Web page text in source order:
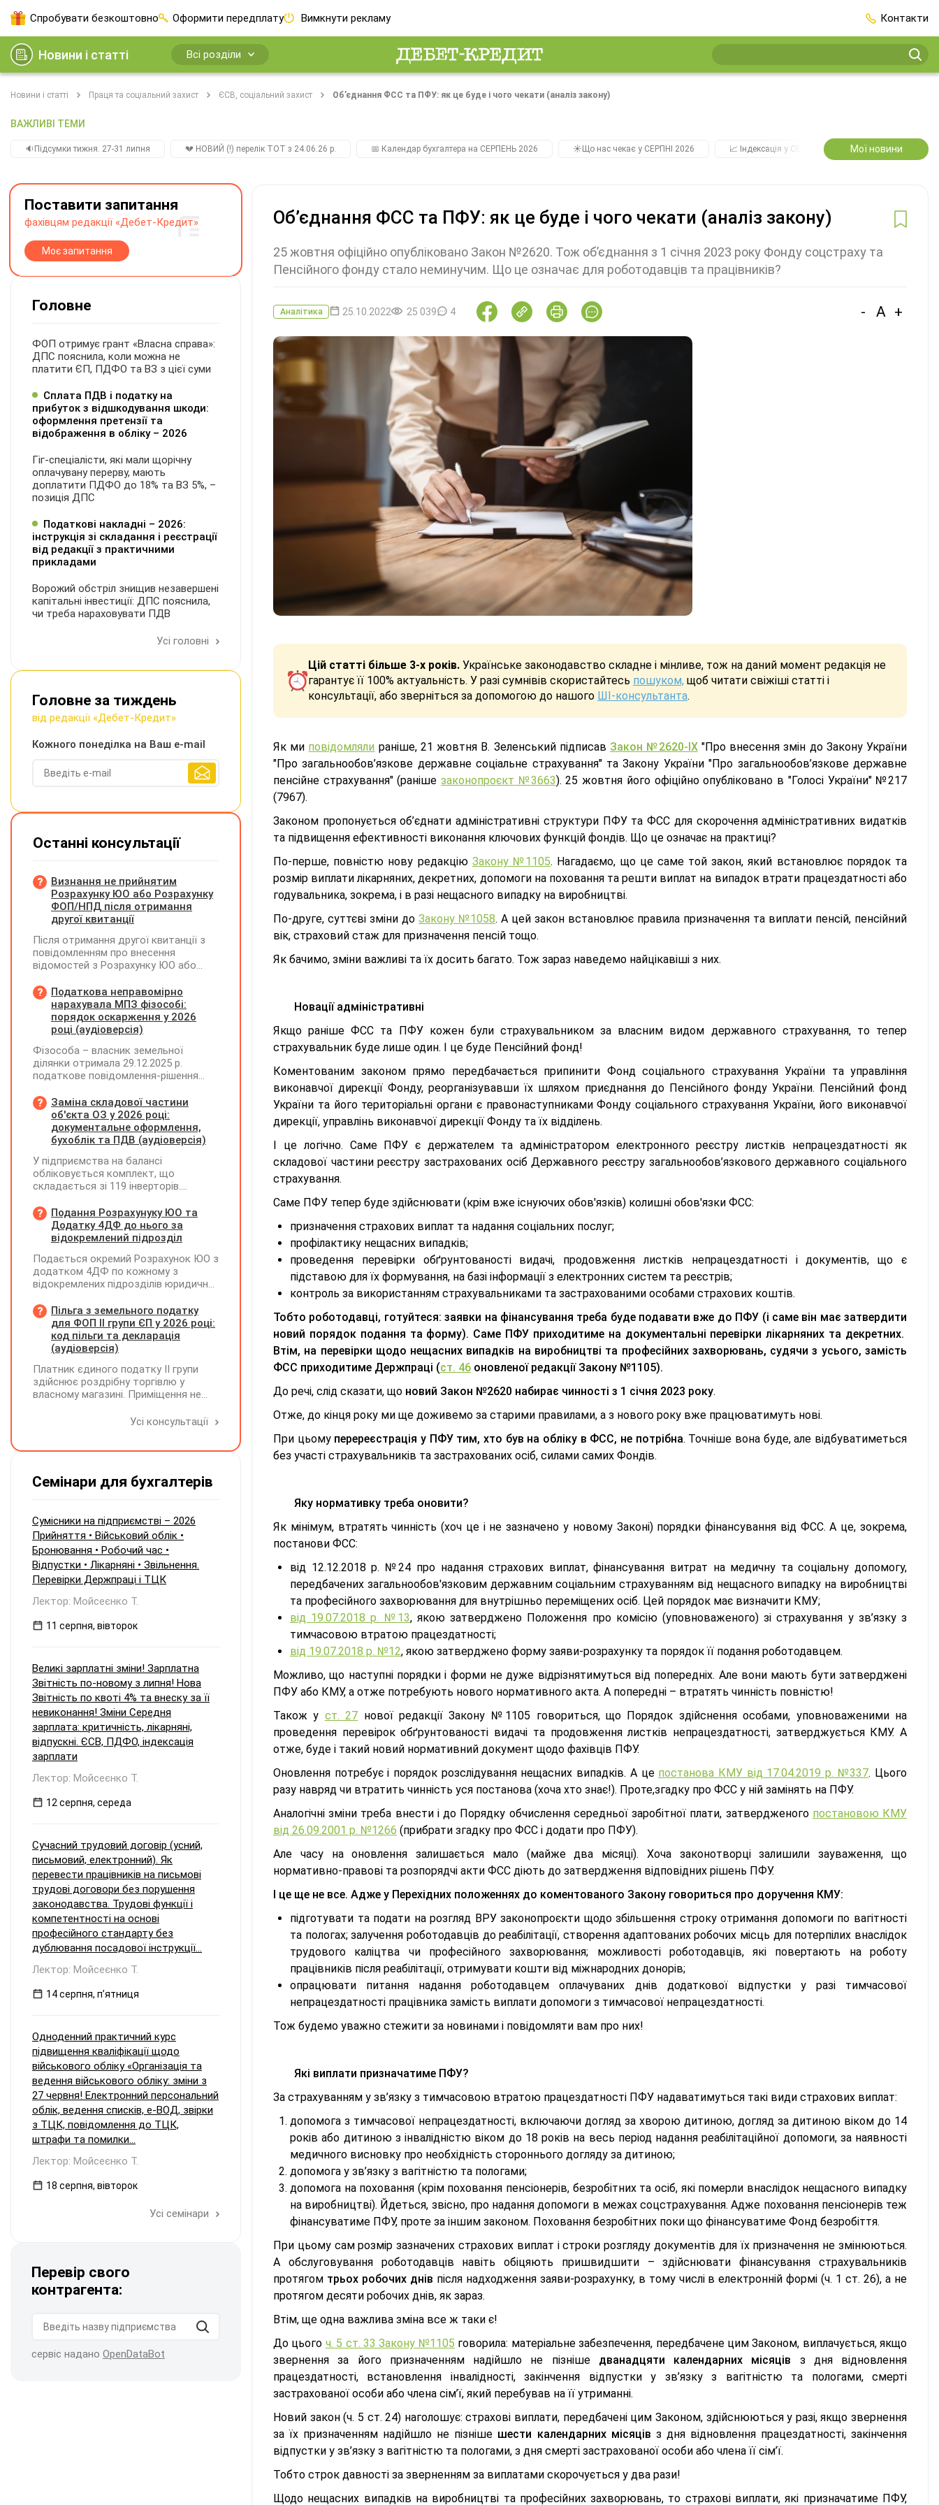
Спробувати безкоштовно Оформити передплату Вимкнути рекламу Контакти
Новини і статті Всі розділи
Новини і статті Праця та соціальний захист ЄСВ, соціальний захист Об’єднання ФСС та ПФУ: як це буде і чого чекати (аналіз закону)
ВАЖЛИВІ ТЕМИ
🔉Підсумки тижня. 27-31 липня 💔 НОВИЙ (!) перелік ТОТ з 24.06.26 р. 📅 Календар бухгалтера на СЕРПЕНЬ 2026 ☀️Що нас чекає у СЕРПНІ 2026 📈 Індексація у СЕРПНІ 2️⃣0️⃣2️⃣7️⃣ Усі
Мої новини
Об’єднання ФСС та ПФУ: як це буде і чого чекати (аналіз закону)
25 жовтня офіційно опубліковано Закон №2620. Тож об’єднання з 1 січня 2023 року Фонду соцстраху та
Пенсійного фонду стало неминучим. Що це означає для роботодавців та працівників?
Аналітика 25.10.2022 25 039 4 - A +
Цій статті більше 3-х років. Українське законодавство складне і мінливе, тож на даний момент редакція не
гарантує її 100% актуальність. У разі сумнівів скористайтесь пошуком, щоб читати свіжіші статті і
консультації, або зверніться за допомогою до нашого ШІ-консультанта.
Як ми повідомляли раніше, 21 жовтня В. Зеленський підписав Закон №2620-IX"Про внесення змін до Закону України
"Про загальнообов’язкове державне соціальне страхування" та Закону України "Про загальнообов’язкове державне
пенсійне страхування" (ранішезаконопроєкт №3663). 25 жовтня його офіційно опубліковано в "Голосі України" №217
(7967).
Законом пропонується об’єднати адміністративні структури ПФУ та ФСС для скорочення адміністративних видатків
та підвищення ефективності виконання ключових функцій фондів. Що це означає на практиці?
По-перше, повністю нову редакцію Закону №1105. Нагадаємо, що це саме той закон, який встановлює порядок та
розмір виплати лікарняних, декретних, допомоги на поховання та решти виплат на випадок втрати працездатності або
годувальника, зокрема, і в разі нещасного випадку на виробництві.
По-друге, суттєві зміни до Закону №1058. А цей закон встановлює правила призначення та виплати пенсій, пенсійний
вік, страховий стаж для призначення пенсій тощо.
Як бачимо, зміни важливі та їх досить багато. Тож зараз наведемо найцікавіші з них.
Новації адміністративні
Якщо раніше ФСС та ПФУ кожен були страхувальником за власним видом державного страхування, то тепер
страхувальник буде лише один. І це буде Пенсійний фонд!
Коментованим законом прямо передбачається припинити Фонд соціального страхування України та управління
виконавчої дирекції Фонду, реорганізувавши їх шляхом приєднання до Пенсійного фонду України. Пенсійний фонд
України та його територіальні органи є правонаступниками Фонду соціального страхування України, його виконавчої
дирекції, управлінь виконавчої дирекції Фонду та їх відділень.
І це логічно. Саме ПФУ є держателем та адміністратором електронного реєстру листків непрацездатності як
складової частини реєстру застрахованих осіб Державного реєстру загальнообов’язкового державного соціального
страхування.
Саме ПФУ тепер буде здійснювати (крім вже існуючих обов'язків) колишні обов'язки ФСС:
призначення страхових виплат та надання соціальних послуг;
профілактику нещасних випадків;
проведення перевірки обґрунтованості видачі, продовження листків непрацездатності і документів, що є
підставою для їх формування, на базі інформації з електронних систем та реєстрів;
контроль за використанням страхувальниками та застрахованими особами страхових коштів.
Тобто роботодавці, готуйтеся: заявки на фінансування треба буде подавати вже до ПФУ (і саме він має затвердити
новий порядок подання та форму). Саме ПФУ приходитиме на документальні перевірки лікарняних та декретних.
Втім, на перевірки щодо нещасних випадків на виробництві та професійних захворювань, судячи з усього, замість
ФСС приходитиме Держпраці (ст. 46 оновленої редакції Закону №1105).
До речі, слід сказати, що новий Закон №2620 набирає чинності з 1 січня 2023 року.
Отже, до кінця року ми ще доживемо за старими правилами, а з нового року вже працюватимуть нові.
При цьому перереєстрація у ПФУ тим, хто був на обліку в ФСС, не потрібна. Точніше вона буде, але відбуватиметься
без участі страхувальників та застрахованих осіб, силами самих Фондів.
Яку нормативку треба оновити?
Як мінімум, втратять чинність (хоч це і не зазначено у новому Законі) порядки фінансування від ФСС. А це, зокрема,
постанови ФСС:
від 12.12.2018 р. №24 про надання страхових виплат, фінансування витрат на медичну та соціальну допомогу,
передбачених загальнообов'язковим державним соціальним страхуванням від нещасного випадку на виробництві
та професійного захворювання для внутрішньо переміщених осіб. Цей порядок має визначити КМУ;
від 19.07.2018 р. №13, якою затверджено Положення про комісію (уповноваженого) зі страхування у зв’язку з
тимчасовою втратою працездатності;
від 19.07.2018 р. №12, якою затверджено форму заяви-розрахунку та порядок її подання роботодавцем.
Можливо, що наступні порядки і форми не дуже відрізнятимуться від попередніх. Але вони мають бути затверджені
ПФУ або КМУ, а отже потребують нового нормативного акта. А попередні – втратять чинність повністю!
Також у ст. 27 нової редакції Закону №1105 говориться, що Порядок здійснення особами, уповноваженими на
проведення перевірок обґрунтованості видачі та продовження листків непрацездатності, затверджується КМУ. А
отже, буде і такий новий нормативний документ щодо фахівців ПФУ.
Оновлення потребує і порядок розслідування нещасних випадків. А це постанова КМУ від 17.04.2019 р. №337. Цього
разу навряд чи втратить чинність уся постанова (хоча хто знає!). Проте,згадку про ФСС у ній замінять на ПФУ.
Аналогічні зміни треба внести і до Порядку обчислення середньої заробітної плати, затвердженого постановою КМУ
від 26.09.2001 р. №1266 (прибрати згадку про ФСС і додати про ПФУ).
Але часу на оновлення залишається мало (майже два місяці). Хоча законотворці залишили зауваження, що
нормативно-правові та розпорядчі акти ФСС діють до затвердження відповідних рішень ПФУ.
І це ще не все. Адже у Перехідних положеннях до коментованого Закону говориться про доручення КМУ:
підготувати та подати на розгляд ВРУ законопроєкти щодо збільшення строку отримання допомоги по вагітності
та пологах; залучення роботодавців до реабілітації, створення адаптованих робочих місць для потерпілих внаслідок
трудового каліцтва чи професійного захворювання; можливості роботодавців, які повертають на роботу
працівників після реабілітації, отримувати кошти від міжнародних донорів;
опрацювати питання надання роботодавцем оплачуваних днів додаткової відпустки у разі тимчасової
непрацездатності працівника замість виплати допомоги з тимчасової непрацездатності.
Тож будемо уважно стежити за новинами і повідомляти вам про них!
Які виплати призначатиме ПФУ?
За страхуванням у зв’язку з тимчасовою втратою працездатності ПФУ надаватимуться такі види страхових виплат:
допомога з тимчасової непрацездатності, включаючи догляд за хворою дитиною, догляд за дитиною віком до 14
років або дитиною з інвалідністю віком до 18 років на весь період надання реабілітаційної допомоги, за наявності
медичного висновку про необхідність стороннього догляду за дитиною;
допомога у зв’язку з вагітністю та пологами;
допомога на поховання (крім поховання пенсіонерів, безробітних та осіб, які померли внаслідок нещасного випадку
на виробництві). Йдеться, звісно, про надання допомоги в межах соцстрахування. Адже поховання пенсіонерів теж
фінансуватиме ПФУ, проте за іншим законом. Поховання безробітних поки що фінансуватиме Фонд безробіття.
При цьому сам розмір зазначених страхових виплат і строки розгляду документів для їх призначення не змінюються.
А обслуговування роботодавців навіть обіцяють пришвидшити – здійснювати фінансування страхувальників
протягом трьох робочих днів після надходження заяви-розрахунку, в тому числі в електронній формі (ч. 1 ст. 26), а не
протягом десяти робочих днів, як зараз.
Втім, ще одна важлива зміна все ж таки є!
До цього ч. 5 ст. 33 Закону №1105 говорила: матеріальне забезпечення, передбачене цим Законом, виплачується, якщо
звернення за його призначенням надійшло не пізніше дванадцяти календарних місяців з дня відновлення
працездатності, встановлення інвалідності, закінчення відпустки у зв’язку з вагітністю та пологами, смерті
застрахованої особи або члена сім’ї, який перебував на її утриманні.
Новий закон (ч. 5 ст. 24) наголошує: страхові виплати, передбачені цим Законом, здійснюються у разі, якщо звернення
за їх призначенням надійшло не пізніше шести календарних місяців з дня відновлення працездатності, закінчення
відпустки у зв’язку з вагітністю та пологами, з дня смерті застрахованої особи або члена її сім’ї.
Тобто строк давності за зверненням за виплатами скорочується у два рази!
Щодо нещасних випадків на виробництві та професійних захворювань, то страхові виплати, які призначатиме ПФУ,
Поставити запитання
фахівцям редакції «Дебет-Кредит»
Моє запитання
Головне
ФОП отримує грант «Власна справа»:
ДПС пояснила, коли можна не
платити ЄП, ПДФО та ВЗ з цієї суми
Сплата ПДВ і податку на
прибуток з відшкодування шкоди:
оформлення претензії та
відображення в обліку – 2026
Гіг-спеціалісти, які мали щорічну
оплачувану перерву, мають
доплатити ПДФО до 18% та ВЗ 5%, –
позиція ДПС
Податкові накладні – 2026:
інструкція зі складання і реєстрації
від редакції з практичними
прикладами
Ворожий обстріл знищив незавершені
капітальні інвестиції: ДПС пояснила,
чи треба нараховувати ПДВ
Усі головні
Головне за тиждень
від редакції «Дебет-Кредит»
Кожного понеділка на Ваш e-mail
Останні консультації
Визнання не прийнятим
Розрахунку ЮО або Розрахунку
ФОП/НПД після отримання
другої квитанції
Після отримання другої квитанції з
повідомленням про внесення
відомостей з Розрахунку ЮО або
застрахованих осіб, на підставі
камеральної перевірки Розрахунок
може бути не прийнятим, якщо його
було подано з порушенням вимог
Податкова неправомірно
нарахувала МПЗ фізособі:
порядок оскарження у 2026
році (аудіоверсія)
Фізособа – власник земельної
ділянки отримала 29.12.2025 р.
податкове повідомлення-рішення
нарахування МПЗ за весь 2024 рік.
При цьому земельна ділянка була
передана в оренду приватному
підприємству за договором від
зареєстровано у Держреєстрі
речових прав на нерухоме майно
лише 01.04.2024 р. Як оскаржити ППР,
січень – березень 2024 року?
Заміна складової частини
об'єкта ОЗ у 2026 році:
документальне оформлення,
бухоблік та ПДВ (аудіоверсія)
У підприємства на балансі
обліковується комплект, що
складається зі 119 інверторів.
грудні 2024 року, при його придбанні
було сформовано ПК з ПДВ. У червні
2026 року один з інверторів вийшов з
2026 року підприємство придбало
новий інвертор і власними силами
встановило його замість
операції в бухобліку та які виникають
наслідки з ПДВ?
Подання Розрахунуку ЮО та
Додатку 4ДФ до нього за
відокремлений підрозділ
Подається окремий Розрахунок ЮО з
додатком 4ДФ по кожному з
відокремлених підрозділів юридичної
нараховувати, утримувати і
сплачувати (перераховувати)
податок на доходи фізичних осіб до
бюджету
Пільга з земельного податку
для ФОП ІІ групи ЄП у 2026 році:
код пільги та декларація
(аудіоверсія)
Платник єдиного податку ІІ групи
здійснює роздрібну торгівлю у
власному магазині. Приміщення не
земельну ділянку має як ФОП. Як
земельного податку та який код
Усі консультації
Семінари для бухгалтерів
Сумісники на підприємстві – 2026
Прийняття • Військовий облік •
Бронювання • Робочий час •
Відпустки • Лікарняні • Звільнення.
Перевірки Держпраці і ТЦК
Лектор: Мойсеєнко Т.
11 серпня, вівторок
Великі зарплатні зміни! Зарплатна
Звітність по-новому з липня! Нова
Звітність по квоті 4% та внеску за її
невиконання! Зміни Середня
зарплата: критичність, лікарняні,
відпускні. ЄСВ, ПДФО, індексація
зарплати
Лектор: Мойсеєнко Т.
12 серпня, середа
Сучасний трудовий договір (усний,
письмовий, електронний). Як
перевести працівників на письмові
трудові договори без порушення
законодавства. Трудові функції і
компетентності на основі
професійного стандарту без
дублювання посадової інструкції...
Лектор: Мойсеєнко Т.
14 серпня, пʼятниця
Одноденний практичний курс
підвищення кваліфікації щодо
військового обліку «Організація та
ведення військового обліку: зміни з
27 червня! Електронний персональний
облік, ведення списків, е-ВОД, звірки
з ТЦК, повідомлення до ТЦК,
штрафи та помилки...
Лектор: Мойсеєнко Т.
18 серпня, вівторок
Усі семінари
Перевір свого
контрагента:
сервіс надано OpenDataBot